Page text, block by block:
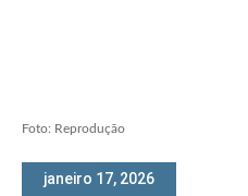
Foto: Reprodução
janeiro 17, 2026